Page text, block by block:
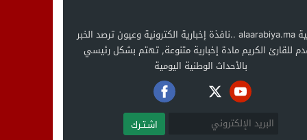
العربية alaarabiya.ma ..نافذة إخبارية الكترونية وعيون ترصد الخبر
للقارئ الكريم مادة إخبارية متنوعة, تهتم بشكل رئيسي
بالأحداث الوطنية اليومية
اشـتـرك